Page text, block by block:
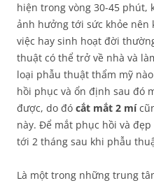
hiện trong vòng 30-45 phút,
ảnh hưởng tới sức khỏe
việc hay sinh hoạt đời
thuật có thể trở về nhà và
loại phẫu thuật thẩm mỹ
hồi phục và ổn định sau đó
được, do đó cắt mắt 2 mí
này. Để mắt phục hồi và
tới 2 tháng sau khi phẫu
Là một trong những trung